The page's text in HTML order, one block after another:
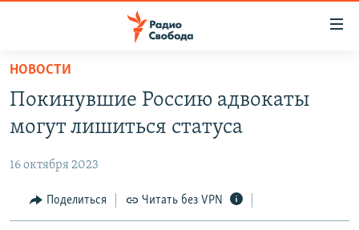
упрощенного
доступа
основному
Вернутся
ПОДКАСТЫ
АВТОРСКИЕ ПРОЕКТЫ
ЦИТАТЫ СВОБОДЫ
МНЕНИЯ
НОВОСТИ
Покинувшие Россию адвокаты
могут лишиться статуса
16 октября 2023
Поделиться Читать без VPN